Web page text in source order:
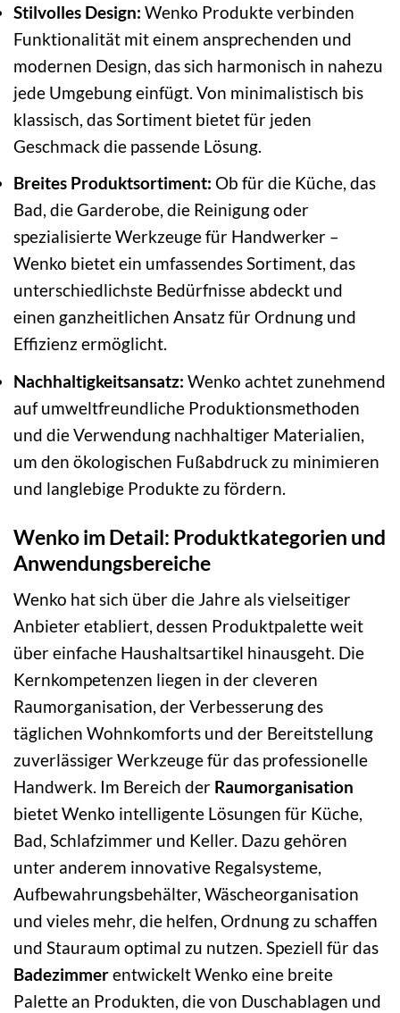
Stilvolles Design: Wenko Produkte verbinden
Funktionalität mit einem ansprechenden und
modernen Design, das sich harmonisch in nahezu
jede Umgebung einfügt. Von minimalistisch bis
klassisch, das Sortiment bietet für jeden
Geschmack die passende Lösung.
Breites Produktsortiment: Ob für die Küche, das
Bad, die Garderobe, die Reinigung oder
spezialisierte Werkzeuge für Handwerker –
Wenko bietet ein umfassendes Sortiment, das
unterschiedlichste Bedürfnisse abdeckt und
einen ganzheitlichen Ansatz für Ordnung und
Effizienz ermöglicht.
Nachhaltigkeitsansatz: Wenko achtet zunehmend
auf umweltfreundliche Produktionsmethoden
und die Verwendung nachhaltiger Materialien,
um den ökologischen Fußabdruck zu minimieren
und langlebige Produkte zu fördern.
Wenko im Detail: Produktkategorien und
Anwendungsbereiche
Wenko hat sich über die Jahre als vielseitiger
Anbieter etabliert, dessen Produktpalette weit
über einfache Haushaltsartikel hinausgeht. Die
Kernkompetenzen liegen in der cleveren
Raumorganisation, der Verbesserung des
täglichen Wohnkomforts und der Bereitstellung
zuverlässiger Werkzeuge für das professionelle
Handwerk. Im Bereich der Raumorganisation
bietet Wenko intelligente Lösungen für Küche,
Bad, Schlafzimmer und Keller. Dazu gehören
unter anderem innovative Regalsysteme,
Aufbewahrungsbehälter, Wäscheorganisation
und vieles mehr, die helfen, Ordnung zu schaffen
und Stauraum optimal zu nutzen. Speziell für das
Badezimmerentwickelt Wenko eine breite
Palette an Produkten, die von Duschablagen und